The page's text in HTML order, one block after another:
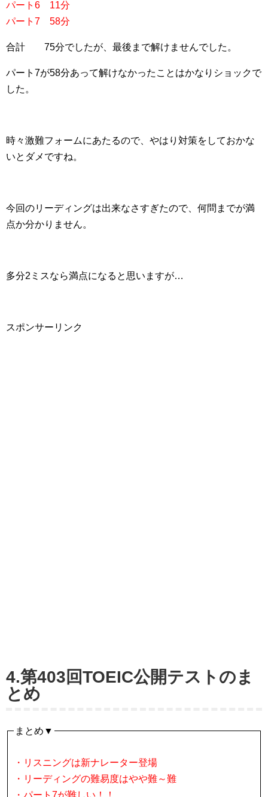
パート6 11分
パート7 58分
合計 75分でしたが、最後まで解けませんでした。
パート7が58分あって解けなかったことはかなりショックで
した。
時々激難フォームにあたるので、やはり対策をしておかな
いとダメですね。
今回のリーディングは出来なさすぎたので、何問までが満
点か分かりません。
多分2ミスなら満点になると思いますが…
スポンサーリンク
4.第403回TOEIC公開テストのま
とめ
まとめ▼
・リスニングは新ナレーター登場
・リーディングの難易度はやや難～難
・パート7が難しい！！